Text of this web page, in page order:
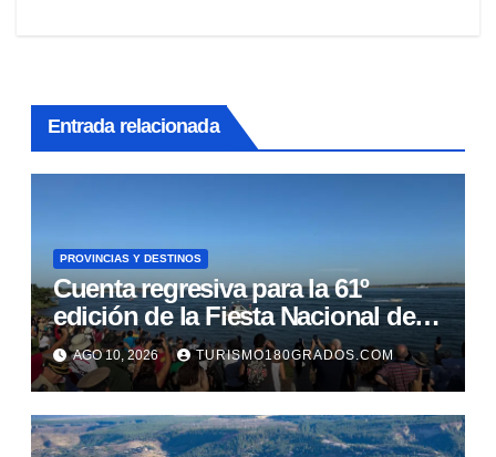
Entrada relacionada
PROVINCIAS Y DESTINOS
Cuenta regresiva para la 61º
edición de la Fiesta Nacional de
Pesca del Dorado en Paso de la
Patria
AGO 10, 2026 TURISMO180GRADOS.COM